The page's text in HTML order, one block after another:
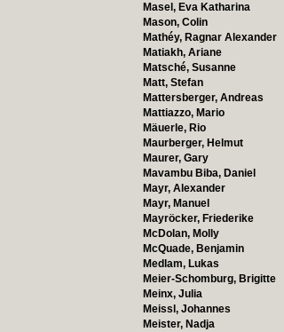
Masel, Eva Katharina
Mason, Colin
Mathéy, Ragnar Alexander
Matiakh, Ariane
Matsché, Susanne
Matt, Stefan
Mattersberger, Andreas
Mattiazzo, Mario
Mäuerle, Rio
Maurberger, Helmut
Maurer, Gary
Mavambu Biba, Daniel
Mayr, Alexander
Mayr, Manuel
Mayröcker, Friederike
McDolan, Molly
McQuade, Benjamin
Medlam, Lukas
Meier-Schomburg, Brigitte
Meinx, Julia
Meissl, Johannes
Meister, Nadja